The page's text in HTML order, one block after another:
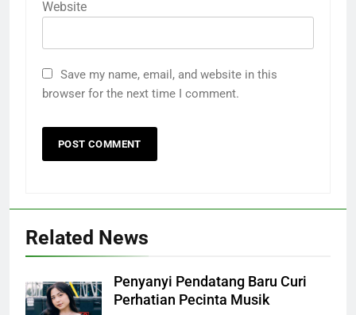
Website
Save my name, email, and website in this
browser for the next time I comment.
Related News
Penyanyi Pendatang Baru Curi
Perhatian Pecinta Musik